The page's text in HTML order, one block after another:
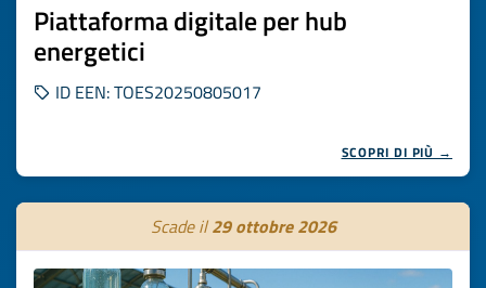
Piattaforma digitale per hub
energetici
ID EEN: TOES20250805017
SCOPRI DI PIÙ →
Scade il29 ottobre 2026